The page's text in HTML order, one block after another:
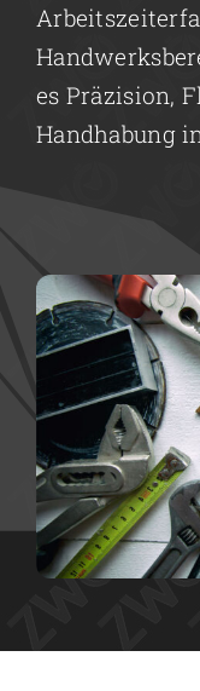
Jetzt kostenlos testen
es Präzision,
Handhabung